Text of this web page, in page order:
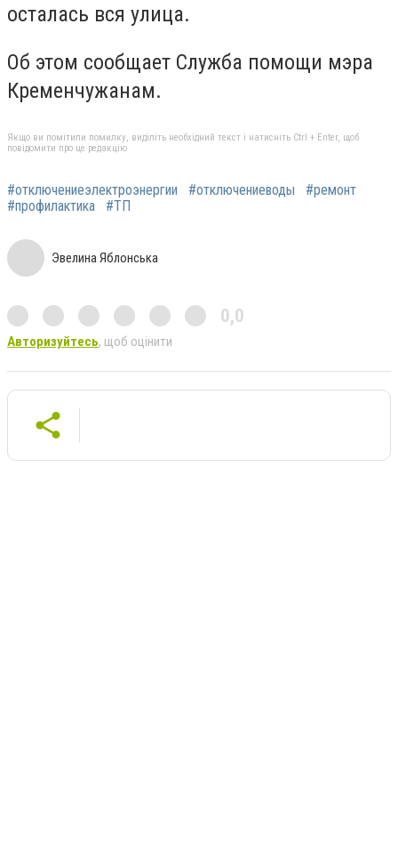
осталась вся улица.
Об этом сообщает Служба помощи мэра
Кременчужанам.
Якщо ви помітили помилку, виділіть необхідний текст і натисніть Ctrl + Enter, щоб
повідомити про це редакцію
#отключениеэлектроэнергии #отключениеводы
#ремонт
#профилактика
#ТП
Эвелина Яблонська
0,0
Авторизуйтесь, щоб оцінити